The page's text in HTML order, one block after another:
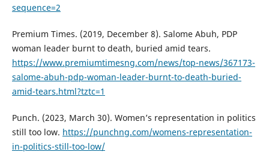
sequence=2
Premium Times. (2019, December 8). Salome Abuh, PDP
woman leader burnt to death, buried amid tears.
https://www.premiumtimesng.com/news/top-news/367173-
salome-abuh-pdp-woman-leader-burnt-to-death-buried-
amid-tears.html?tztc=1
Punch. (2023, March 30). Women’s representation in politics
still too low. https://punchng.com/womens-representation-
in-politics-still-too-low/